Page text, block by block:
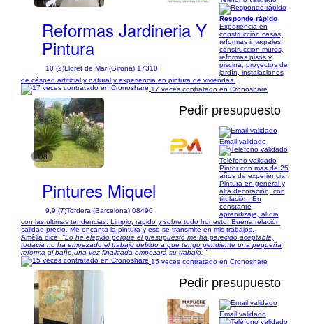
Reformas Jardineria Y
Pintura
10 (2)Lloret de Mar (Girona) 17310
Responde rápido
Experiencia en
construcción casas,
reformas integrales,
construcción muros,
reformas pisos y
piscina, proyectos de
jardín, instalaciones
de césped artificial y natural y experiencia en pintura de viviendas.
17 veces contratado en Cronoshare
1/8
Pedir presupuesto
Pintures Miquel
9,9 (7)Tordera (Barcelona) 08490
Email validado
Teléfono validado
Pintor con mas de 25
años de experiencia.
Pintura en general y
alta decoración, con
titulación. En
constante
aprendizaje, al dia
con las últimas tendencias. Limpio, rapido y sobre todo honesto. Buena relación
calidad precio. Me encanta la pintura y eso se transmite en mis trabajos.
Amèlia dice: "Lo he elegido porque el presupuesto me ha parecido aceptable,
todavia no ha empezado el trabajo debido a que tengo pendiente una pequeña
reforma al baño,una vez finalizada empezará su trabajo. "
15 veces contratado en Cronoshare
Pedir presupuesto
Email validado